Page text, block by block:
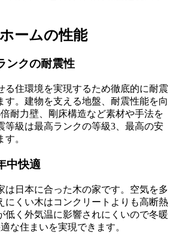
ームの性能
ンクの耐震性
る住環境を実現するため徹底的に耐震
す。建物を支える地盤、耐震性能を向
倍耐力壁、剛床構造など素材や手法を
等級は最高ランクの等級3、最高の安
。
中快適
は日本に合った木の家です。空気を多
にくい木はコンクリートよりも高断熱
低く外気温に影響されにくいので冬暖
な住まいを実現できます。